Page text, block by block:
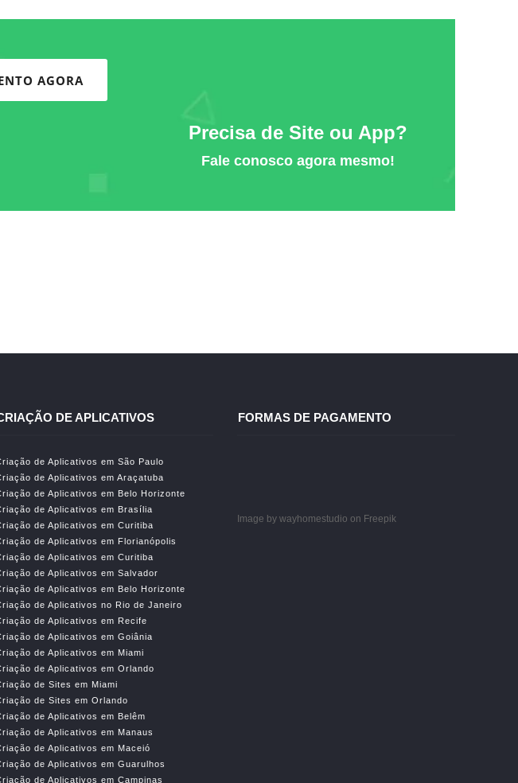
AGORA
Precisa de Site ou App?
Fale conosco agora mesmo!
DE APLICATIVOS
de Aplicativos em São Paulo
de Aplicativos em Araçatuba
de Aplicativos em Belo Horizonte
de Aplicativos em Brasília
de Aplicativos em Curitiba
de Aplicativos em Florianópolis
de Aplicativos em Curitiba
de Aplicativos em Salvador
de Aplicativos em Belo Horizonte
de Aplicativos no Rio de Janeiro
de Aplicativos em Recife
de Aplicativos em Goiânia
de Aplicativos em Miami
de Aplicativos em Orlando
de Sites em Miami
de Sites em Orlando
de Aplicativos em Belêm
de Aplicativos em Manaus
de Aplicativos em Maceió
de Aplicativos em Guarulhos
de Aplicativos em Campinas
FORMAS DE PAGAMENTO
Image by wayhomestudio on Freepik